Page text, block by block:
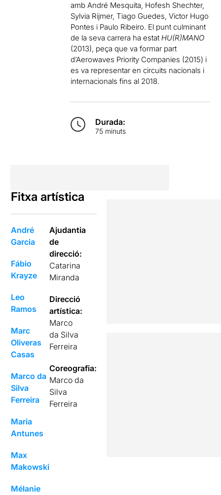
amb André Mesquita, Hofesh Shechter,
Sylvia Rijmer, Tiago Guedes, Victor Hugo
Pontes i Paulo Ribeiro. El punt culminant
de la seva carrera ha estatHU(R)MANO
(2013), peça que va formar part
d’Aerowaves Priority Companies (2015) i
es va representar en circuits nacionals i
internacionals fins al 2018.
Durada:
75 minuts
Fitxa artística
André
Garcia
Fábio
Krayze
Leo
Ramos
Marc
Oliveras
Casas
Marco da
Silva
Ferreira
Maria
Antunes
Max
Makowski
Mélanie
Ajudantia
de
direcció:
Catarina
Miranda
Direcció
artística:
Marco
da Silva
Ferreira
Coreografia:
Marco da
Silva
Ferreira